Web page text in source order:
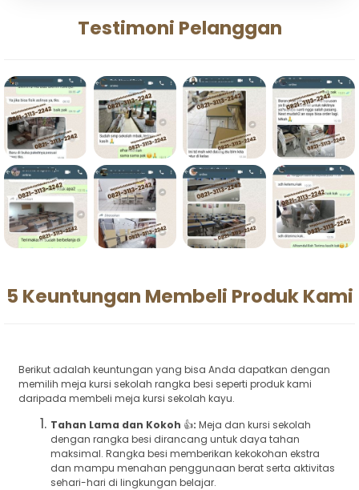
Testimoni Pelanggan
5 Keuntungan Membeli Produk Kami
Berikut adalah keuntungan yang bisa Anda dapatkan dengan
memilih meja kursi sekolah rangka besi seperti produk kami
daripada membeli meja kursi sekolah kayu.
Tahan Lama dan Kokoh 👍: Meja dan kursi sekolah
dengan rangka besi dirancang untuk daya tahan
maksimal. Rangka besi memberikan kekokohan ekstra
dan mampu menahan penggunaan berat serta aktivitas
sehari-hari di lingkungan belajar.